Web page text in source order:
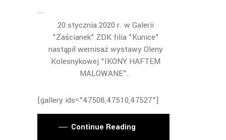
20 stycznia 2020 r. w Galerii
"Zaścianek" ŻDK filia "Kunice"
nastąpił wernisaż wystawy Oleny
Kolesnykowej "IKONY HAFTEM
MALOWANE".
[gallery ids="47508,47510,47527"]
Continue Reading